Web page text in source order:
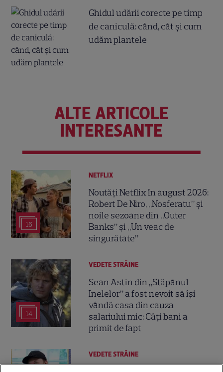
Ghidul udării corecte pe timp
de caniculă: când, cât şi cum
udăm plantele
ALTE ARTICOLE
INTERESANTE
16
NETFLIX
Noutăți Netflix în august 2026:
Robert De Niro, „Nosferatu” și
noile sezoane din „Outer
Banks” și „Un veac de
singurătate”
14
VEDETE STRĂINE
Sean Astin din „Stăpânul
Inelelor” a fost nevoit să își
vândă casa din cauza
salariului mic: Câți bani a
primit de fapt
VEDETE STRĂINE